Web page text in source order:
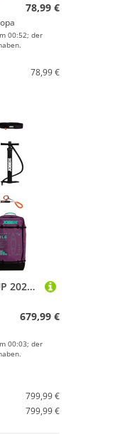
78,99 €
00:52; der
78,99 €
JOBE AERO Duna 11.6 SUP 2025 Purple
679,99 €
00:03; der
799,99 €
799,99 €